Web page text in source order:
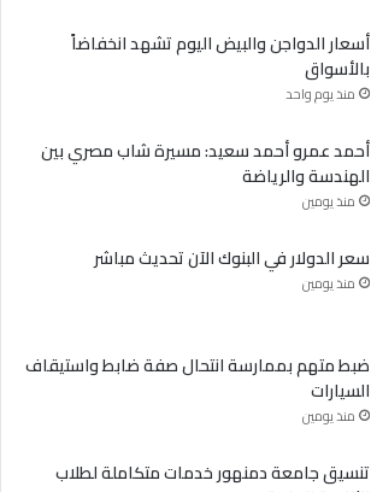
أسعار الدواجن والبيض اليوم تشهد انخفاضاً
بالأسواق
منذ يوم واحد
أحمد عمرو أحمد سعيد: مسيرة شاب مصري بين
الهندسة والرياضة
منذ يومين
سعر الدولار في البنوك الآن تحديث مباشر
منذ يومين
ضبط متهم بممارسة انتحال صفة ضابط واستيقاف
السيارات
منذ يومين
تنسيق جامعة دمنهور خدمات متكاملة لطلاب